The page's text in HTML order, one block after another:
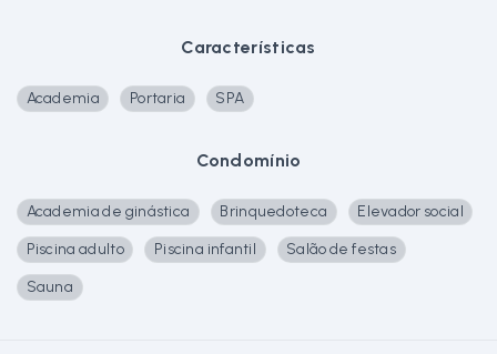
Características
Academia Portaria SPA
Condomínio
Academia de ginástica Brinquedoteca
Elevador social
Piscina adulto
Piscina infantil
Salão de festas
Sauna